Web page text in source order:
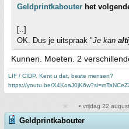
Geldprintkabouter het
[..]
OK. Dus je uitspraak "Je kan
Kunnen. Moeten. 2
LIF / CIDP. Kent u dat, beste mensen?
https://youtu.be/
• vrijdag 22
Geldprintkabouter